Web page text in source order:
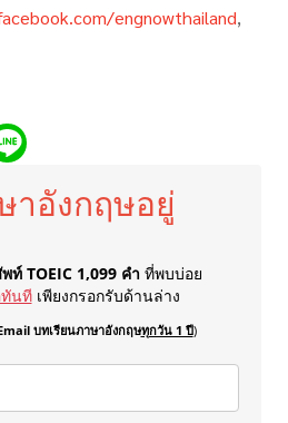
engnowthailand,
าอังกฤษอยู่
TOEIC 1,099 คำ ที่พบบ่อย
ทันที เพียงกรอกรับด้านล่าง
บทเรียนภาษาอังกฤษทุกวัน 1 ปี)